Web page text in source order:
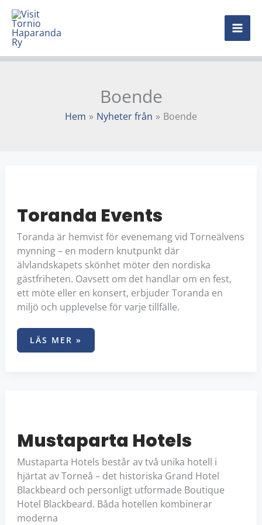
Hoppa
innehåll
Boende
Hem Nyheter från Boende
Toranda Events
Toranda är hemvist för evenemang vid Torneälvens
mynning – en modern knutpunkt där
älvlandskapets skönhet möter den nordiska
gästfriheten. Oavsett om det handlar om en fest,
ett möte eller en konsert, erbjuder Toranda en
miljö och upplevelse för varje tillfälle.
LÄS MER »
Mustaparta Hotels
Mustaparta Hotels består av två unika hotell i
hjärtat av Torneå – det historiska Grand Hotel
Blackbeard och personligt utformade Boutique
Hotel Blackbeard. Båda hotellen kombinerar
moderna